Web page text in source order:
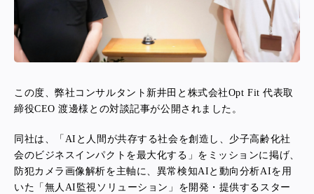
この度、弊社コンサルタント新井田 と 株式会社Opt Fit 代表取
締役CEO 渡邊様との対談記事が公開されました。
同社は、 「 AIと人間が共存する社会を創造し、 少子高齢化社
会のビジネスインパクトを最大化する 」をミッションに掲げ、
防犯カメラ画像解析を主軸に、異常検知AIと動向分析AIを用
いた 「無人AI監視ソリューション」を開発・提供するスター